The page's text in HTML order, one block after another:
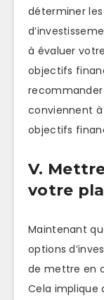
déterminer
à évaluer
objectifs
recommander
conviennent
objectifs
V.
votre
Maintenant
options
de mettre en
Cela implique